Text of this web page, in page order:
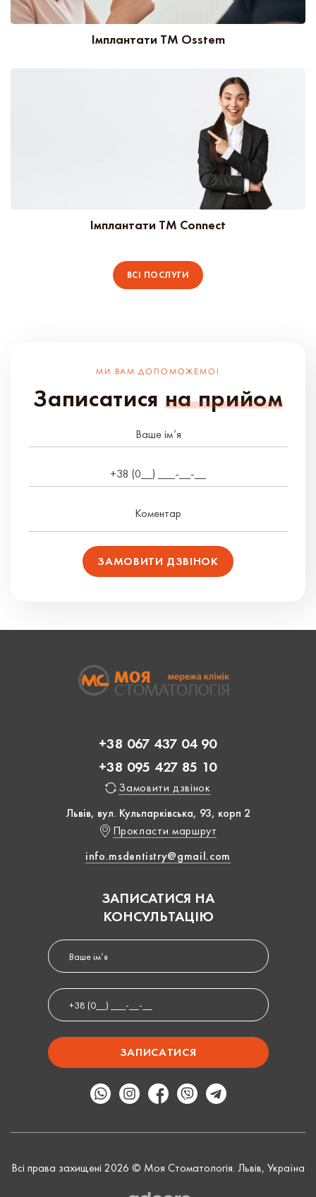
Імплантати ТМ Osstem
Імплантати ТМ Connect
ВСІ ПОСЛУГИ
МИ ВАМ ДОПОМОЖЕМО!
Записатися на прийом
+38 067 437 04 90
+38 095 427 85 10
Замовити дзвінок
Львів, вул. Кульпарківська, 93, корп 2
Прокласти маршрут
info.msdentistry@gmail.com
ЗАПИСАТИСЯ НА
КОНСУЛЬТАЦІЮ
Всі права захищені 2026 © Моя Стоматологія. Львів, Україна